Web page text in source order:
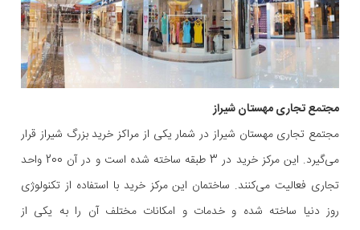
مجتمع تجاری مهستان شیراز
مجتمع تجاری مهستان شیراز در شمار یکی از مراکز خرید بزرگ شیراز قرار
می‌گیرد. این مرکز خرید در 3 طبقه ساخته شده است و در آن 200 واحد
تجاری فعالیت می‌کنند. ساختمان این مرکز خرید با استفاده از تکنولوژی
روز دنیا ساخته شده و خدمات و امکانات مختلف آن را به یکی از